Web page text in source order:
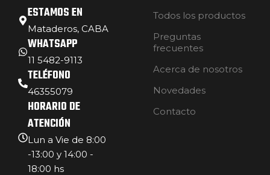
ESTAMOS EN
Mataderos, CABA
WHATSAPP
11 5482-9113
TELÉFONO
46355079
HORARIO DE
ATENCIÓN
Lun a Vie de 8:00
-13:00 y 14:00 -
18:00 hs
Todos los productos
Preguntas
frecuentes
Acerca de nosotros
Novedades
Contacto